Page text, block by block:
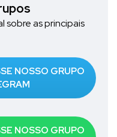
sobre as principais
NOSSO GRUPO
NOSSO GRUPO